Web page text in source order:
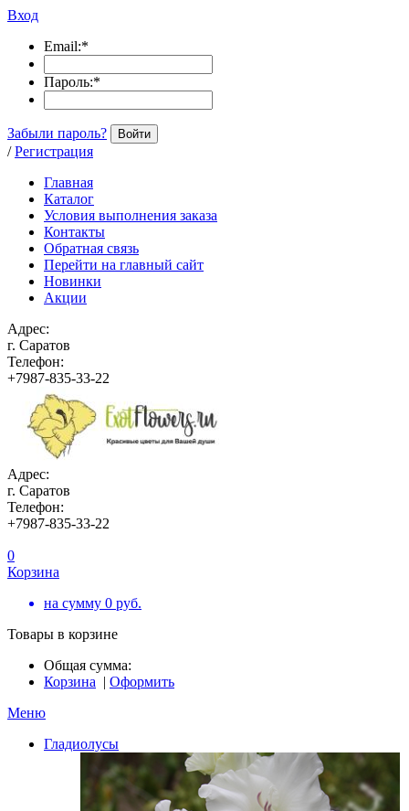
Вход
Email:*
Пароль:*
Забыли пароль? Войти
/ Регистрация
Главная
Каталог
Условия выполнения заказа
Контакты
Обратная связь
Перейти на главный сайт
Новинки
Акции
Адрес:
г. Саратов
Телефон:
+7987-835-33-22
Адрес:
г. Саратов
Телефон:
+7987-835-33-22
0
Корзина
на сумму 0 руб.
Товары в корзине
Общая сумма:
Корзина | Оформить
Меню
Гладиолусы